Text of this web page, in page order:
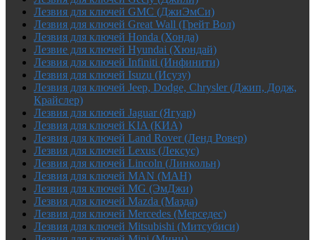
Лезвия для ключей GMC (ДжиЭмСи)
Лезвия для ключей Great Wall (Грейт Вол)
Лезвия для ключей Honda (Хонда)
Лезвие для ключей Hyundai (Хюндай)
Лезвия для ключей Infiniti (Инфинити)
Лезвия для ключей Isuzu (Исузу)
Лезвия для ключей Jeep, Dodge, Chrysler (Джип, Додж,
Крайслер)
Лезвия для ключей Jaguar (Ягуар)
Лезвия для ключей KIA (КИА)
Лезвия для ключей Land Rover (Ленд Ровер)
Лезвия для ключей Lexus (Лексус)
Лезвия для ключей Lincoln (Линкольн)
Лезвия для ключей MAN (МАН)
Лезвия для ключей MG (ЭмДжи)
Лезвия для ключей Mazda (Мазда)
Лезвия для ключей Mercedes (Мерседес)
Лезвия для ключей Mitsubishi (Митсубиси)